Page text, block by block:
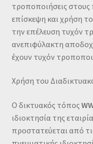
Σύνδεση
τροποποιήσεις
επίσκεψη και χρήση
την επέλευση τυχόν
ανεπιφύλακτη
έχουν τυχόν
Χρήση του
Ο δικτυακός τόπος
ιδιοκτησία της
προστατεύεται από